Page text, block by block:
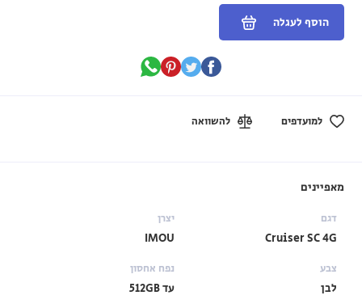
הוסף לעגלה
למועדפים להשוואה
מאפיינים
דגם
Cruiser SC 4G
יצרן
IMOU
צבע
לבן
נפח אחסון
עד 512GB